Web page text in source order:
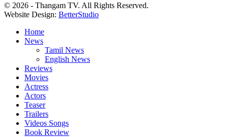
© 2026 - Thangam TV. All Rights Reserved.
Website Design: BetterStudio
Home
News
Tamil News
English News
Reviews
Movies
Actress
Actors
Teaser
Trailers
Videos Songs
Book Review